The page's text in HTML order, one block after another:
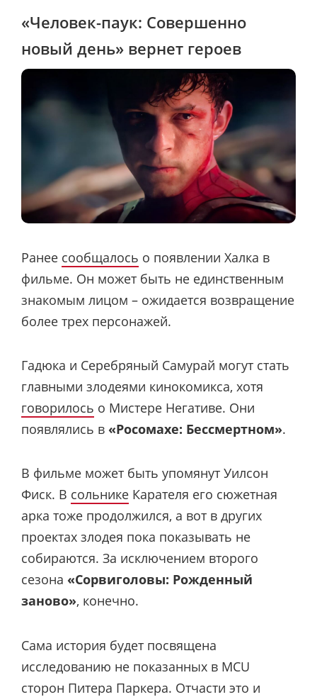
«Человек-паук: Совершенно
новый день» вернет героев
Ранее сообщалось о появлении Халка в
фильме. Он может быть не единственным
знакомым лицом – ожидается возвращение
более трех персонажей.
Гадюка и Серебряный Самурай могут стать
главными злодеями кинокомикса, хотя
говорилось о Мистере Негативе. Они
появлялись в «Росомахе: Бессмертном».
В фильме может быть упомянут Уилсон
Фиск. В сольнике Карателя его сюжетная
арка тоже продолжился, а вот в других
проектах злодея пока показывать не
собираются. За исключением второго
сезона «Сорвиголовы: Рожденный
заново», конечно.
Сама история будет посвящена
исследованию не показанных в MCU
сторон Питера Паркера. Отчасти это и